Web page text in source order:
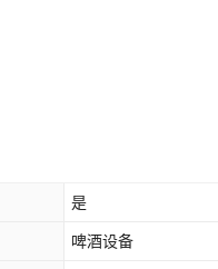
是
啤酒设备